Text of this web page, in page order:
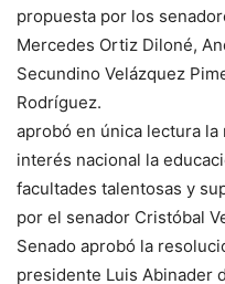
propuesta por los
Mercedes Ortiz Diloné,
Secundino Velázquez
aprobó en única lectura
interés nacional la
facultades talentosas y
por el senador Cristóbal
Senado aprobó la
presidente Luis Abinader